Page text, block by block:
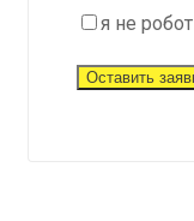
я не робот